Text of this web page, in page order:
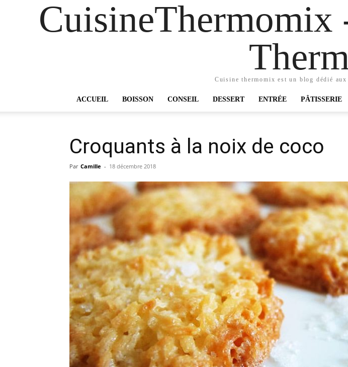
CuisineThermomix
Cuisine thermomix est un blog dédié
ACCUEIL BOISSON CONSEIL DESSERT ENTRÉE PÂTISSERIE
Croquants à la noix de coco
Par Camille - 18 décembre 2018